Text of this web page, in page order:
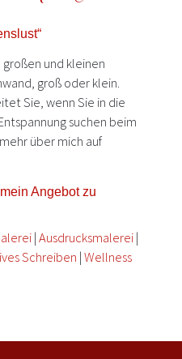
und kleinen
groß oder klein.
Sie, wenn Sie in die
suchen beim
über mich auf
Angebot zu
|Ausdrucksmalerei |
Schreiben |Wellness